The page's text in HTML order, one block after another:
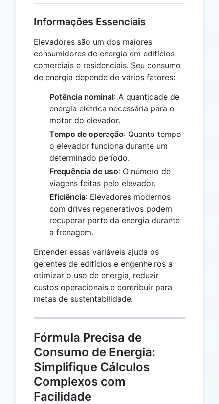
Informações Essenciais
Elevadores são um dos maiores
consumidores de energia em edifícios
comerciais e residenciais. Seu consumo
de energia depende de vários fatores:
Potência nominal: A quantidade de
energia elétrica necessária para o
motor do elevador.
Tempo de operação: Quanto tempo
o elevador funciona durante um
determinado período.
Frequência de uso: O número de
viagens feitas pelo elevador.
Eficiência: Elevadores modernos
com drives regenerativos podem
recuperar parte da energia durante
a frenagem.
Entender essas variáveis ajuda os
gerentes de edifícios e engenheiros a
otimizar o uso de energia, reduzir
custos operacionais e contribuir para
metas de sustentabilidade.
Fórmula Precisa de
Consumo de Energia:
Simplifique Cálculos
Complexos com
Facilidade